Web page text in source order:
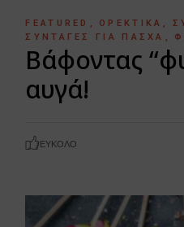
FEATURED ΟΡΕΚΤΙΚΆ
ΣΥΝΤΑΓΈΣ ΓΙΑ ΠΆΣΧΑ
Βάφοντας
αυγά!
ΕΎΚΟΛΟ